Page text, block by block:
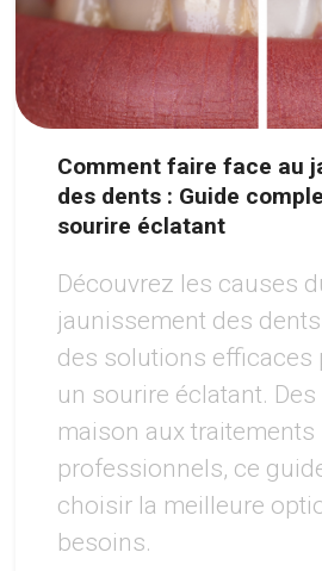
Comment faire face au
des dents : Guide
sourire éclatant
Découvrez les causes
jaunissement des
des solutions efficaces
un sourire éclatant.
maison aux traitements
professionnels, ce
choisir la meilleure
besoins.